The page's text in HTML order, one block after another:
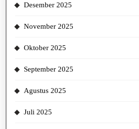
Desember 2025
November 2025
Oktober 2025
September 2025
Agustus 2025
Juli 2025